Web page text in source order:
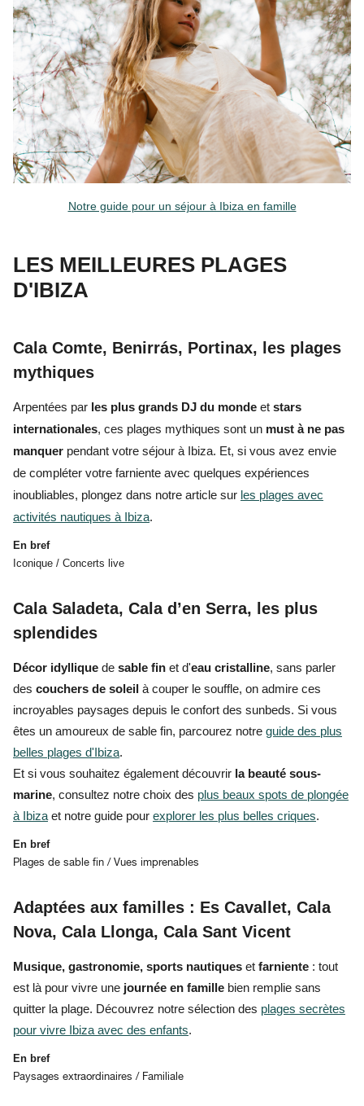
Notre guide pour un séjour à Ibiza en famille
LES MEILLEURES PLAGES
D'IBIZA
Cala Comte, Benirrás, Portinax, les plages
mythiques
Arpentées par les plus grands DJ du monde et stars
internationales, ces plages mythiques sont un must à ne pas
manquer pendant votre séjour à Ibiza. Et, si vous avez envie
de compléter votre farniente avec quelques expériences
inoubliables, plongez dans notre article sur les plages avec
activités nautiques à Ibiza.
En bref
Iconique / Concerts live
Cala Saladeta, Cala d’en Serra, les plus
splendides
Décor idyllique de sable fin et d'eau cristalline, sans parler
des couchers de soleil à couper le souffle, on admire ces
incroyables paysages depuis le confort des sunbeds. Si vous
êtes un amoureux de sable fin, parcourez notre guide des plus
belles plages d'Ibiza.
Et si vous souhaitez également découvrir la beauté sous-
marine, consultez notre choix des plus beaux spots de plongée
à Ibiza et notre guide pour explorer les plus belles criques.
En bref
Plages de sable fin / Vues imprenables
Adaptées aux familles : Es Cavallet, Cala
Nova, Cala Llonga, Cala Sant Vicent
Musique, gastronomie, sports nautiques et farniente : tout
est là pour vivre une journée en famille bien remplie sans
quitter la plage. Découvrez notre sélection des plages secrètes
pour vivre Ibiza avec des enfants.
En bref
Paysages extraordinaires / Familiale